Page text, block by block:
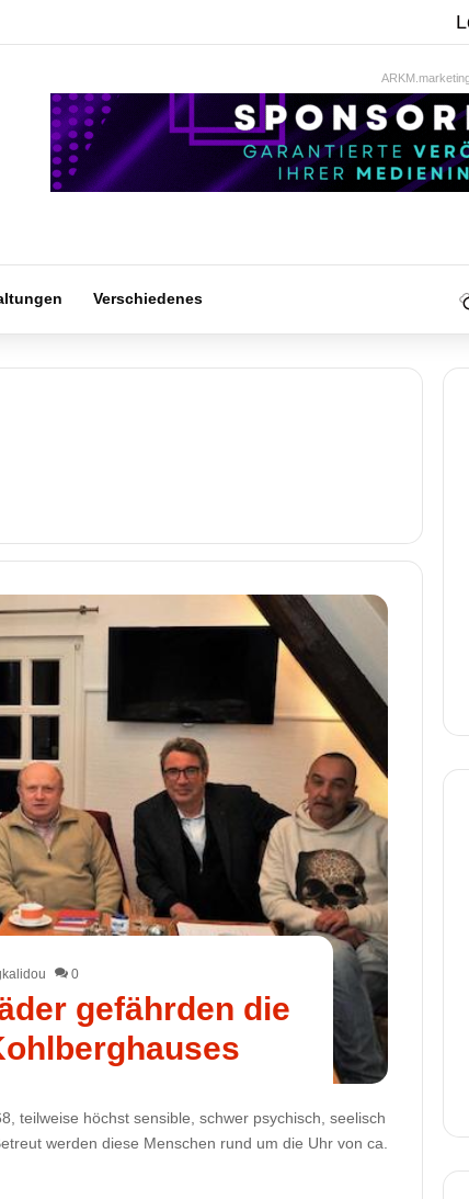
Verschiedenes
0
gefährden die
teilweise höchst sensible, schwer psychisch, seelisch
werden diese Menschen rund um die Uhr von ca.